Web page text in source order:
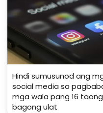
Hindi sumusunod ang
social media sa
mga wala pang 16
bagong ulat